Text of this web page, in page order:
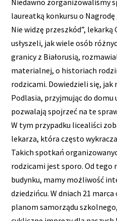
laureatką konkursu o Nagrodę
Nie widzę przeszkód”, lekarką
usłyszeli, jak wiele osób
granicy z Białorusią,
materialnej, o historiach
rodzicami. Dowiedzieli się, jak
Podlasia, przyjmując do domu
pozwalają spojrzeć na te
W tym przypadku licealiści
lekarza, która często
Takich spotkań
rodzicami jest sporo. Od tego
budynku, mamy możliwość
dziedzińcu. W dniach 21
planom samorządu